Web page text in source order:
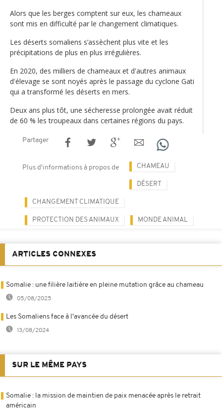
Alors que les berges comptent sur eux, les chameaux
sont mis en difficulté par le changement climatiques.
Les déserts somaliens s’assèchent plus vite et les
précipitations de plus en plus irrégulières.
En 2020, des milliers de chameaux et d'autres animaux
d'élevage se sont noyés après le passage du cyclone Gati
qui a transformé les déserts en mers.
Deux ans plus tôt, une sécheresse prolongée avait réduit
de 60 % les troupeaux dans certaines régions du pays.
Partager
Plus d'informations à propos de CHAMEAU
DÉSERT
CHANGEMENT CLIMATIQUE
PROTECTION DES ANIMAUX MONDE ANIMAL
ARTICLES CONNEXES
Somalie : une filière laitière en pleine mutation grâce au chameau
05/08/2025
Les Somaliens face à l'avancée du désert
13/08/2024
SUR LE MÊME PAYS
Somalie : la mission de maintien de paix menacée après le retrait
américain